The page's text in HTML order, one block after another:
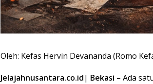
Oleh: Kefas Hervin Devananda (Romo
Jelajahnusantara.co.id| Bekasi – Ada